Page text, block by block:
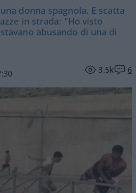
donna spagnola. E scatta
in strada: "Ho visto
abusando di una di
3.5k 6